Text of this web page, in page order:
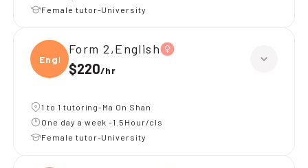
Female tutor-University
Engli
Form 2,English
$220/hr
1 to 1 tutoring-Ma On Shan
One day a week -1.5Hour/cls
Female tutor-University